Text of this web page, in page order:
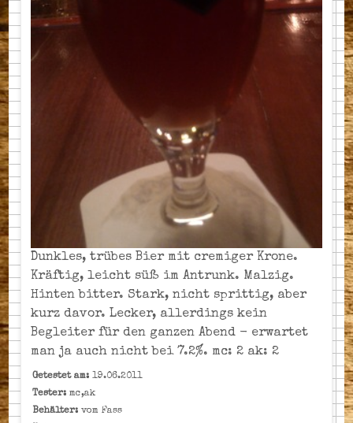
Dunkles, trübes Bier mit cremiger Krone.
Kräftig, leicht süß im Antrunk. Malzig.
Hinten bitter. Stark, nicht sprittig, aber
kurz davor. Lecker, allerdings kein
Begleiter für den ganzen Abend - erwartet
man ja auch nicht bei 7.2%. mc: 2 ak: 2
Getestet am: 19.06.2011
Tester: mc,ak
Behälter: vom Fass